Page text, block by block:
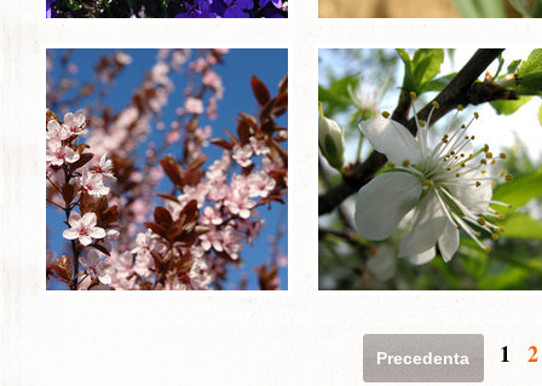
Precedenta 1 2